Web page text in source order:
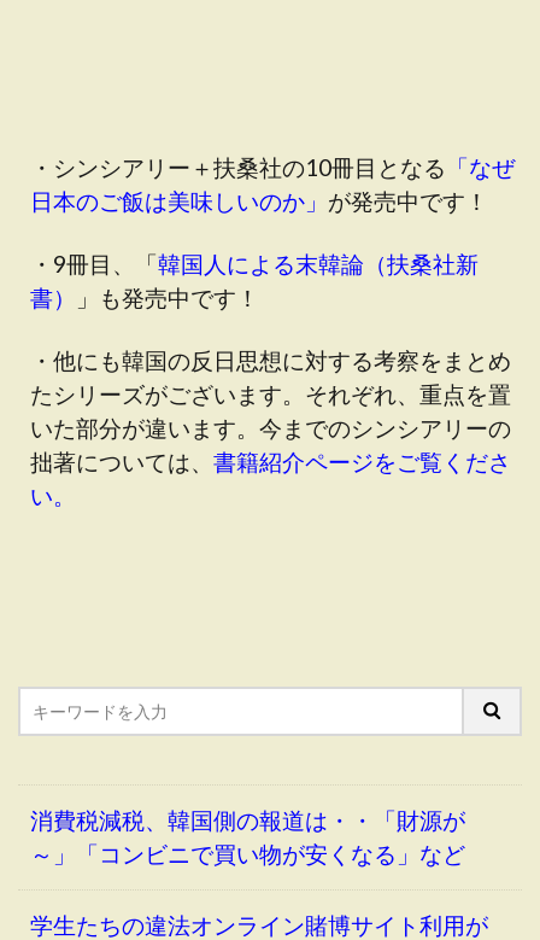
・シンシアリー＋扶桑社の10冊目となる 「なぜ
日本のご飯は美味しいのか」 が発売中です！
・9冊目、「韓国人による末韓論（扶桑社新
書）
」も発売中です！
・他にも韓国の反日思想に対する考察をまとめ
たシリーズがございます。それぞれ、重点を置
いた部分が違います。今までのシンシアリーの
拙著については、 書籍紹介ページをご覧くださ
い。
消費税減税、韓国側の報道は・・「財源が
～」「コンビニで買い物が安くなる」など
学生たちの違法オンライン賭博サイト利用が